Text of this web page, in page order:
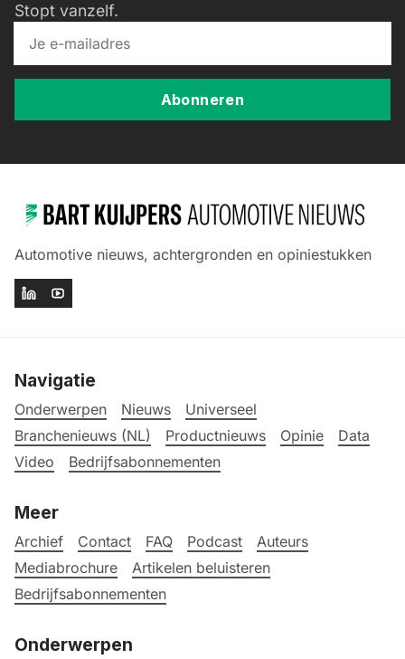
Stopt vanzelf.
Abonneren
Automotive nieuws, achtergronden en opiniestukken
Navigatie
Onderwerpen Nieuws
Universeel
Branchenieuws (NL)
Productnieuws Opinie
Data
Video
Bedrijfsabonnementen
Meer
Archief Contact FAQ Podcast
Auteurs
Mediabrochure
Artikelen beluisteren
Bedrijfsabonnementen
Onderwerpen